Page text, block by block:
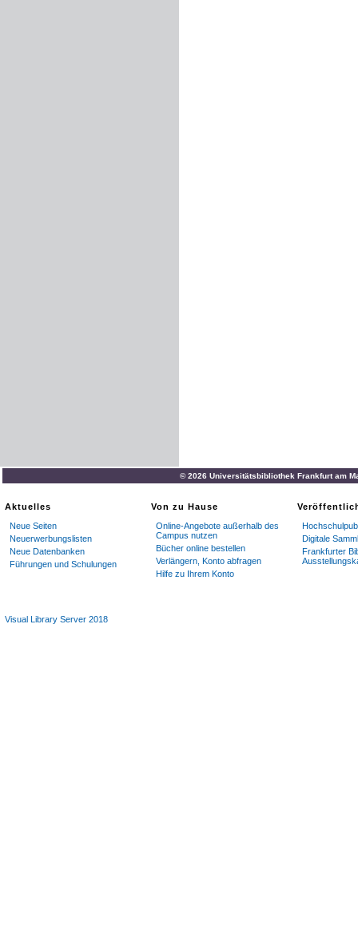
© 2026 Universitätsbibliothek Frankfurt am
Aktuelles
Neue Seiten
Neuerwerbungslisten
Neue Datenbanken
Führungen und Schulungen
Von zu Hause
Online-Angebote außerhalb des
Campus nutzen
Bücher online bestellen
Verlängern, Konto abfragen
Hilfe zu Ihrem Konto
Digitale
Frankfurter
Visual Library Server 2018